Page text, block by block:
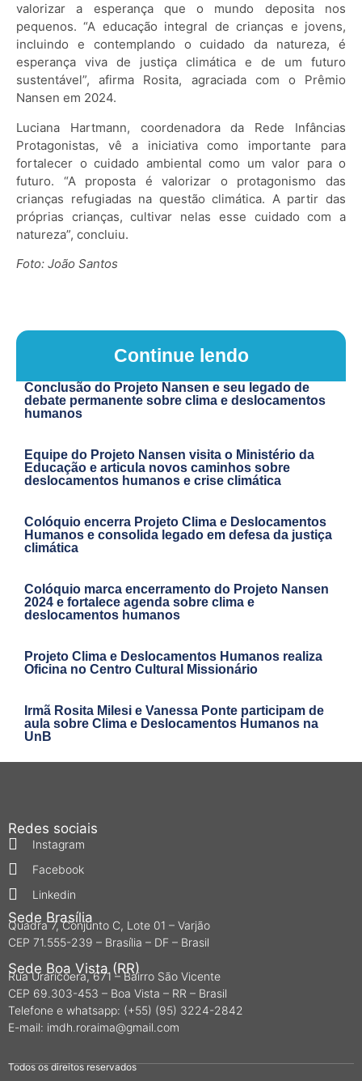
valorizar a esperança que o mundo deposita nos
pequenos. “A educação integral de crianças e jovens,
incluindo e contemplando o cuidado da natureza, é
esperança viva de justiça climática e de um futuro
sustentável”, afirma Rosita, agraciada com o Prêmio
Nansen em 2024.
Luciana Hartmann, coordenadora da Rede Infâncias
Protagonistas, vê a iniciativa como importante para
fortalecer o cuidado ambiental como um valor para o
futuro. “A proposta é valorizar o protagonismo das
crianças refugiadas na questão climática. A partir das
próprias crianças, cultivar nelas esse cuidado com a
natureza”, concluiu.
Foto: João Santos
Continue lendo
Conclusão do Projeto Nansen e seu legado de
debate permanente sobre clima e deslocamentos
humanos
Equipe do Projeto Nansen visita o Ministério da
Educação e articula novos caminhos sobre
deslocamentos humanos e crise climática
Colóquio encerra Projeto Clima e Deslocamentos
Humanos e consolida legado em defesa da justiça
climática
Colóquio marca encerramento do Projeto Nansen
2024 e fortalece agenda sobre clima e
deslocamentos humanos
Projeto Clima e Deslocamentos Humanos realiza
Oficina no Centro Cultural Missionário
Irmã Rosita Milesi e Vanessa Ponte participam de
aula sobre Clima e Deslocamentos Humanos na
UnB
Redes sociais
Instagram
Facebook
Linkedin
Sede Brasília
Quadra 7, Conjunto C, Lote 01 – Varjão
CEP 71.555-239 – Brasília – DF – Brasil
Sede Boa Vista (RR)
Rua Uraricoera, 671 – Bairro São Vicente
CEP 69.303-453 – Boa Vista – RR – Brasil
Telefone e whatsapp: (+55) (95) 3224-2842
E-mail: imdh.roraima@gmail.com
Todos os direitos reservados